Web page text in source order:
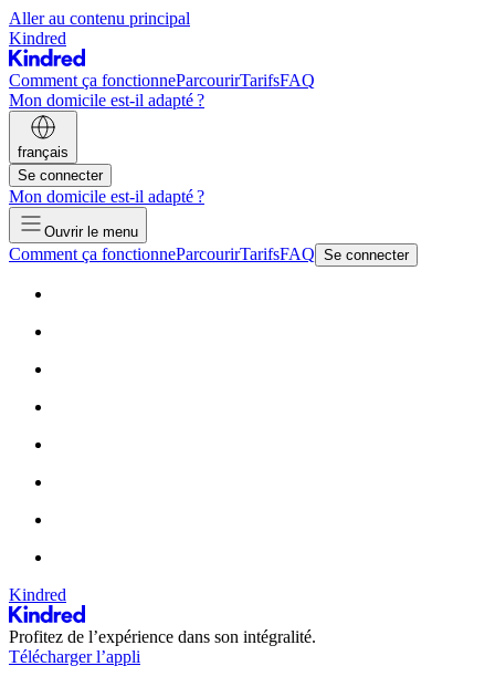
Aller au contenu principal
Kindred
Comment ça fonctionneParcourirTarifsFAQ
Mon domicile est-il adapté ?
français
Se connecter
Mon domicile est-il adapté ?
Ouvrir le menu
Comment ça fonctionneParcourirTarifsFAQ Se connecter
Kindred
Profitez de l’expérience dans son intégralité.
Télécharger l’appli